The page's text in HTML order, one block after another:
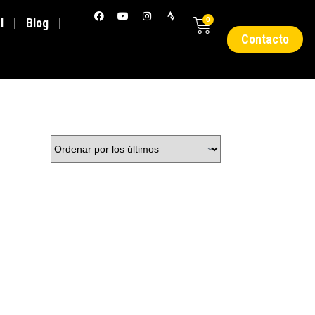
Blog 0
Contacto